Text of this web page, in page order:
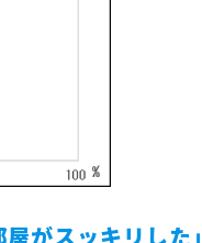
がスッキリした」